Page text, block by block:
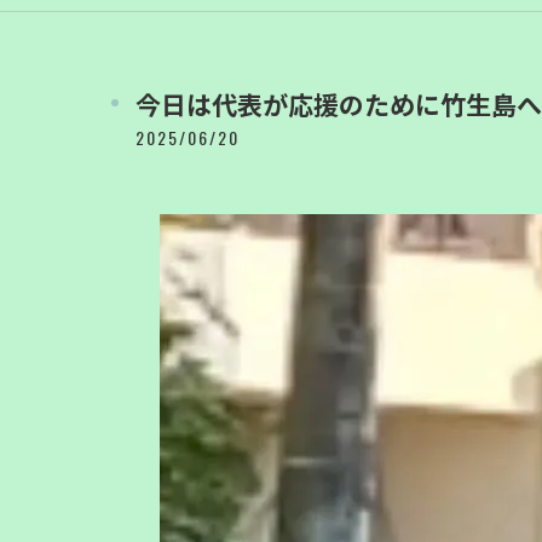
今日は代表が応援のために竹生島
2025/06/20